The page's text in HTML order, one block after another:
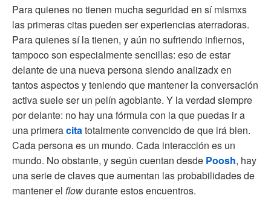
Para quienes no tienen mucha seguridad en sí mismxs
las primeras citas pueden ser experiencias aterradoras.
Para quienes sí la tienen, y aún no sufriendo infiernos,
tampoco son especialmente sencillas: eso de estar
delante de una nueva persona siendo analizadx en
tantos aspectos y teniendo que mantener la conversación
activa suele ser un pelín agobiante. Y la verdad siempre
por delante: no hay una fórmula con la que puedas ir a
una primeracitatotalmente convencido de que irá bien.
Cada persona es un mundo. Cada interacción es un
mundo. No obstante, y según cuentan desde Poosh, hay
una serie de claves que aumentan las probabilidades de
mantener el flowdurante estos encuentros.